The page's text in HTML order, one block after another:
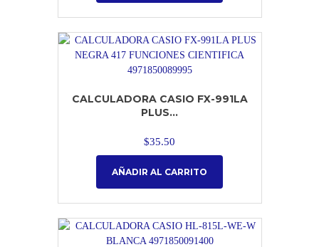
CALCULADORA CASIO FX-991LA
PLUS...
$35.50
AÑADIR AL CARRITO